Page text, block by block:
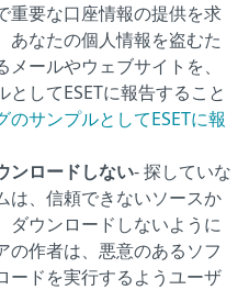
重要な口座情報の提供を求
あなたの個人情報を盗むた
ールやウェブサイトを、
してESETに報告すること
のサンプルとしてESETに報
ンロードしない- 探していな
は、信頼できないソースか
ダウンロードしないように
の作者は、悪意のあるソフ
ードを実行するようユーザ